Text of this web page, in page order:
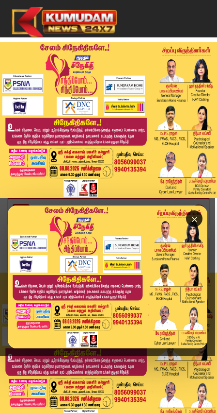
×
Home
வீடியோ ஸ்டோரி
ஆசைக்கு இணங்க மறுத்ததால் வெறிச்செயல்... | Namak...